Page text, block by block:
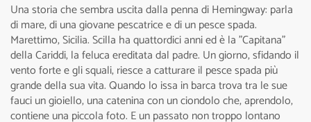
Una storia che sembra uscita dalla penna di Hemingway: parla
di mare, di una giovane pescatrice e di un pesce spada.
Marettimo, Sicilia. Scilla ha quattordici anni ed è la "Capitana"
della Cariddi, la feluca ereditata dal padre. Un giorno, sfidando il
vento forte e gli squali, riesce a catturare il pesce spada più
grande della sua vita. Quando lo issa in barca trova tra le sue
fauci un gioiello, una catenina con un ciondolo che, aprendolo,
contiene una piccola foto. E un passato non troppo lontano